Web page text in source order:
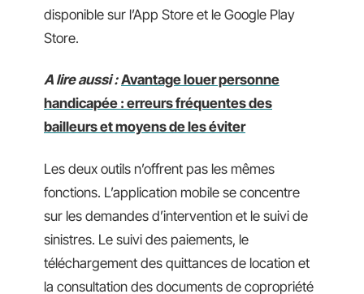
disponible sur l’App Store et le Google Play
Store.
A lire aussi : Avantage louer personne
handicapée : erreurs fréquentes des
bailleurs et moyens de les éviter
Les deux outils n’offrent pas les mêmes
fonctions. L’application mobile se concentre
sur les demandes d’intervention et le suivi de
sinistres. Le suivi des paiements, le
téléchargement des quittances de location et
la consultation des documents de copropriété